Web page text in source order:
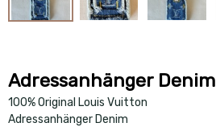
Adressanhänger Denim
100% Original Louis Vuitton
Adressanhänger Denim